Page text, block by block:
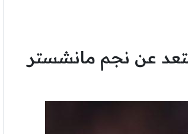
عن نجم مانشستر